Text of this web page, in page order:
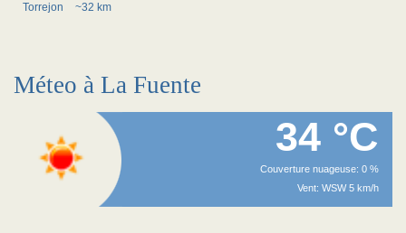
Torrejon
~32 km
Méteo à La Fuente
34 °C
Couverture nuageuse: 0 %
Vent: WSW 5 km/h